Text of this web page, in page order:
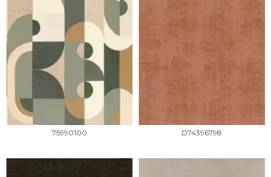
75990100 D74396798